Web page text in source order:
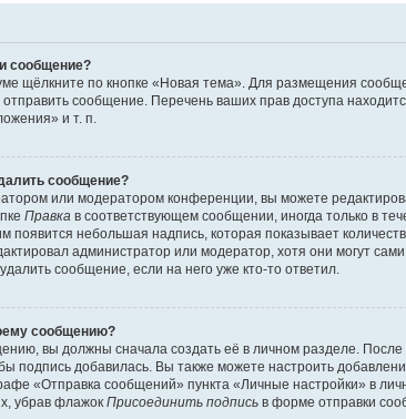
сообщение?
щёлкните по кнопке «Новая тема». Для размещения
отправить сообщение. Перечень ваших прав доступа
и т. п.
сообщение?
или модератором конференции, вы можете
Правка в соответствующем сообщении, иногда только в
появится небольшая надпись, которая показывает
администратор или модератор, хотя они могут
сообщение, если на него уже кто-то ответил.
сообщению?
вы должны сначала создать её в личном разделе.
подпись добавилась. Вы также можете настроить
«Отправка сообщений» пункта «Личные настройки» в
убрав флажок Присоединить подпись в форме отправки